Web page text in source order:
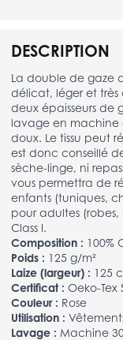
DESCRIPTION
La double de gaze
délicat, léger et très
deux épaisseurs de
lavage en machine
doux. Le tissu peut
est donc conseillé
sèche-linge, ni
vous permettra de
enfants (tuniques,
pour adultes (robes,
Class I.
Composition : 100%
Poids : 125 g/m²
Laize (largeur) : 125
Certificat : Oeko-Tex
Couleur : Rose
Utilisation :
Lavage : Machine